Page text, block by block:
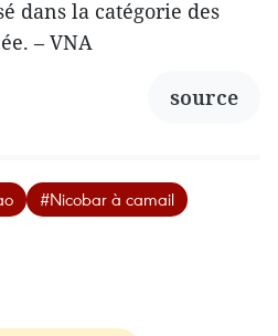
dans la catégorie des
– VNA
source
#Nicobar à camail